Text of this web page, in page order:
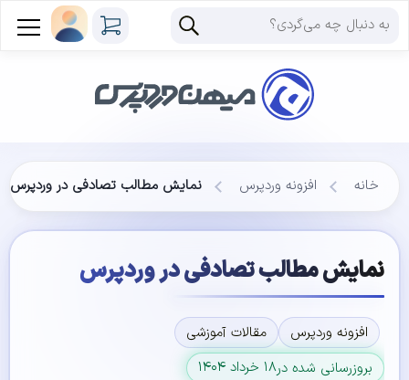
خانه افزونه وردپرس نمایش مطالب تصادفی در وردپرس
نمایش مطالب تصادفی در وردپرس
افزونه وردپرس
مقالات آموزشی
بروزرسانی شده در۱۸ خرداد ۱۴۰۴